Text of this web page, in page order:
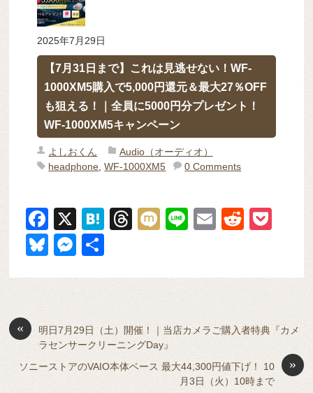
2025年7月29日
【7月31日まで】これは見逃せない！WF-
1000XM5購入で5,000円還元＆最大27％OFF
も狙える！｜全員に5000円分プレゼント！
WF-1000XM5キャンペーン
よしおくん
Audio（オーディオ）
headphone ,WF-1000XM5 0 Comments
F
a
c
e
o
o
k
X
H
n
T
a
s
M
Li
E
R
di et
Bl
y
M
n
g
er
«
明日7月29日（土）開催！｜当店カメラご購入者特典『カメ
ラセンサークリーニングDay』
»
ソニーストアのVAIO本体ベース 最大44,300円値下げ！ 10
月3日（火）10時まで